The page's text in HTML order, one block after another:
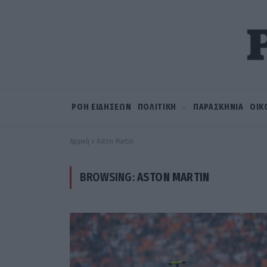
ΡΟΗ ΕΙΔΗΣΕΩΝ ΠΟΛΙΤΙΚΗ ΠΑΡΑΣΚΗΝΙΑ
Αρχική » Aston Martin
BROWSING:ASTON MARTIN